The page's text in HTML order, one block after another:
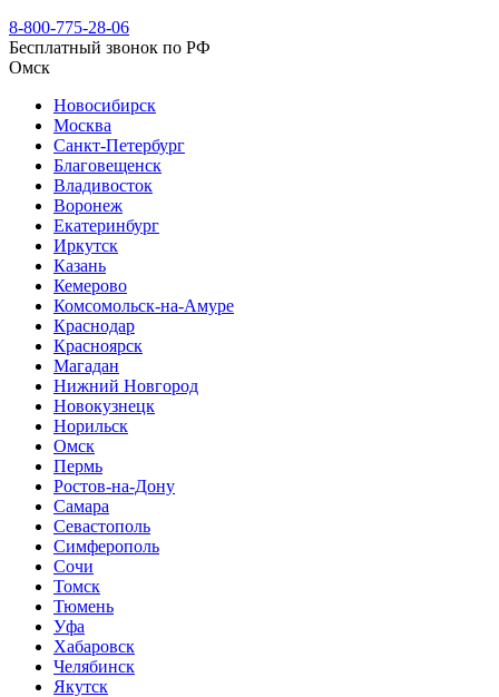
8-800-775-28-06
Бесплатный звонок по РФ
Омск
Новосибирск
Москва
Санкт-Петербург
Благовещенск
Владивосток
Воронеж
Екатеринбург
Иркутск
Казань
Кемерово
Комсомольск-на-Амуре
Краснодар
Красноярск
Магадан
Нижний Новгород
Новокузнецк
Норильск
Омск
Пермь
Ростов-на-Дону
Самара
Севастополь
Симферополь
Сочи
Томск
Тюмень
Уфа
Хабаровск
Челябинск
Якутск